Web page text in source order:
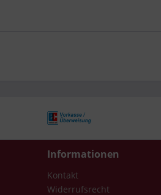
Informationen
Kontakt
Widerrufsrecht